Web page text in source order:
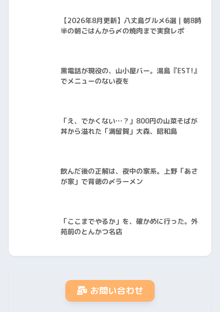
【2026年8月更新】八丈島グルメ6選｜朝8時
半の朝ごはんから〆の焼肉まで実食レポ
黒電話が現役の、山小屋バー。湯島『EST!』
でメニューのない夜を
「え、でかくない…？」800円の山菜そばが
丼から溢れた「満留賀」大森、昭和島
飲んだ後の正解は、夜中の家系。上野「あさ
が家」で背徳の〆ラーメン
「ここまでやるか」を、確かめに行った。外
苑前のとんかつ名店
お問い合わせ